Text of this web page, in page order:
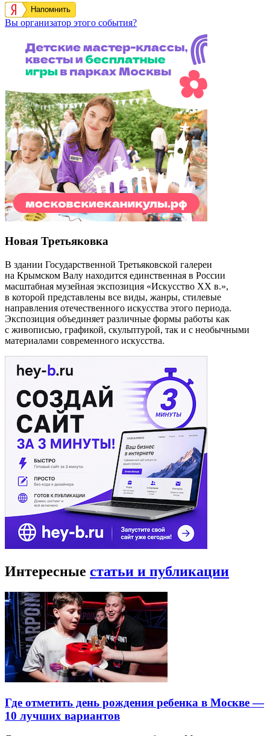
Напомнить
Вы организатор этого события?
Новая Третьяковка
В здании Государственной Третьяковской галереи
на Крымском Валу находится единственная в России
масштабная музейная экспозиция «Искусство ХХ в.»,
в которой представлены все виды, жанры, стилевые
направления отечественного искусства этого периода.
Экспозиция объединяет различные формы работы как
с живописью, графикой, скульптурой, так и с необычными
материалами современного искусства.
Интересные статьи и публикации
Где отметить день рождения ребенка в Москве —
10 лучших вариантов